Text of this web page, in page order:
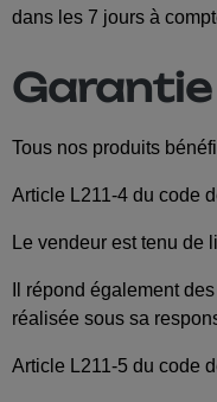
dans les 7 jours à
Garantie
Tous nos produits
Article L211-4 du code
Le vendeur est tenu de
Il répond également
réalisée sous sa
Article L211-5 du code